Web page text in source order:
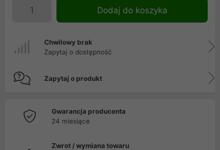
Dodaj do koszyka
Chwilowy brak
Zapytaj o dostępność
Zapytaj o produkt
Gwarancja producenta
24 miesiące
Zwrot / wymiana towaru